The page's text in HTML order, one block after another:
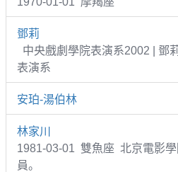
鄧莉
中央戲劇學院表演系2002 | 鄧
表演系
安珀-湯伯林
林家川
1981-03-01 雙魚座 北京電影
員。